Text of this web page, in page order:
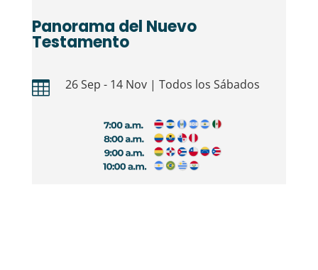
Panorama del Nuevo
Testamento
 26 Sep - 14 Nov | Todos los Sábados